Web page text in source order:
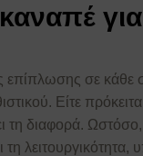
καναπέ
επίπλωσης σε κάθε
Είτε
τη διαφορά.
τη